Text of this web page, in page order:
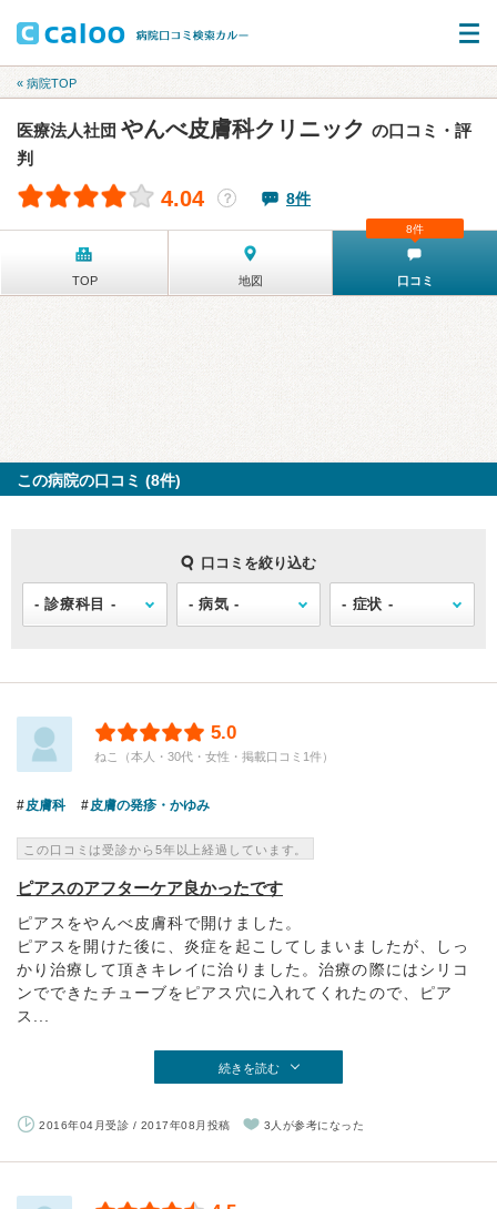
« 病院TOP
医療法人社団 やんべ皮膚科クリニック の口コミ・評
判
4.04 ？ 8件
TOP 地図 口コミ
8件
この病院の口コミ (8件)
口コミを絞り込む
5.0
ねこ（本人・30代・女性・掲載口コミ1件）
皮膚科 皮膚の発疹・かゆみ
この口コミは受診から5年以上経過しています。
ピアスのアフターケア良かったです
ピアスをやんべ皮膚科で開けました。
ピアスを開けた後に、炎症を起こしてしまいましたが、しっ
かり治療して頂きキレイに治りました。治療の際にはシリコ
ンでできたチューブをピアス穴に入れてくれたので、ピア
ス...
続きを読む
2016年04月受診 / 2017年08月投稿 3人が参考になった